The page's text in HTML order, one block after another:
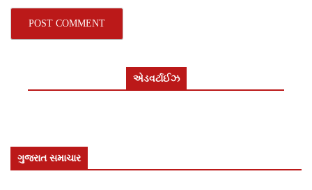
એડવર્ટાઈઝ
ગુજરાત સમાચાર